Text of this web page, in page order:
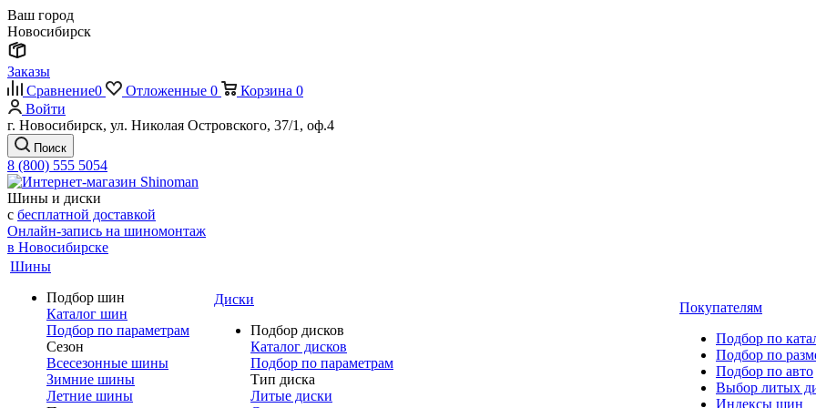
Ваш город
Новосибирск
Заказы
Сравнение0 Отложенные 0 Корзина 0
Войти
г. Новосибирск, ул. Николая Островского, 37/1, оф.4
Поиск
8 (800) 555 5054
Шины и диски
с бесплатной доставкой
Онлайн-запись на шиномонтаж
в Новосибирске
Шины
Подбор шин
Каталог шин
Подбор по параметрам
Сезон
Всесезонные шины
Зимние шины
Летние шины
Диски
Подбор дисков
Каталог дисков
Подбор по параметрам
Тип диска
Литые диски
Покупателям
Подбор по
Подбор по
Подбор по авто
Выбор литых
Индексы шин